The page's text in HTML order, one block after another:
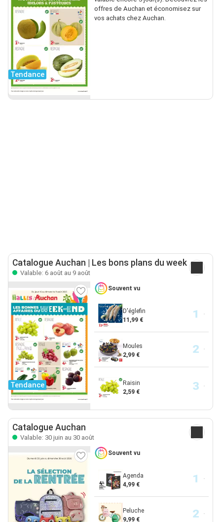
Tendance
offres de Auchan et économisez sur
vos achats chez Auchan.
Catalogue Auchan | Les bons plans du week
Valable: 6 août au 9 août
Tendance
Souvent vu
D'églefin
11,99 €
Moules
2,99 €
Raisin
2,59 €
Catalogue Auchan
Valable: 30 juin au 30 août
Souvent vu
Agenda
4,99 €
Peluche
9,99 €